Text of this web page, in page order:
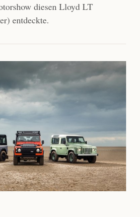
diesen Lloyd LT
entdeckte.